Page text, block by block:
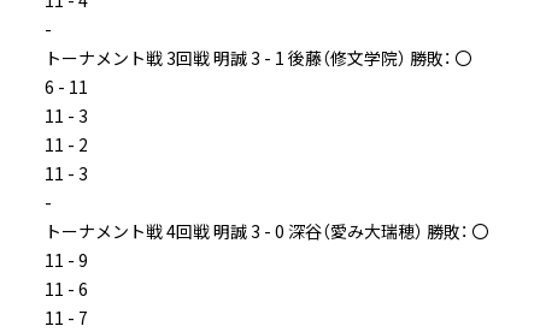
-
トーナメント戦 3回戦 明誠 3 - 1 後藤（修文学院） 勝敗： 〇
6 - 11
11 - 3
11 - 2
11 - 3
-
トーナメント戦 4回戦 明誠 3 - 0 深谷（愛み大瑞穂） 勝敗： 〇
11 - 9
11 - 6
11 - 7